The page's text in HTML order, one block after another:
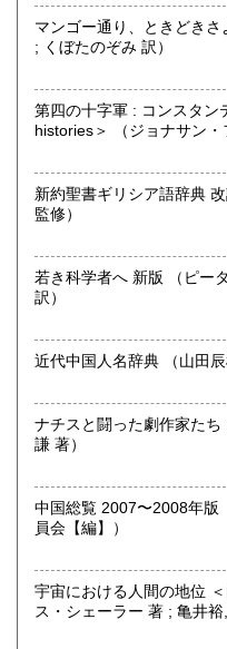
書籍の買取について
出張買取致します。
取り扱い分野
古書一般（その他）
マンゴー通り、ときどきさよなら （サンドラ・シ
; くぼたのぞみ 訳）
第四の十字軍 : コンスタン
histories＞ （ジョナサン・フィリップス 著 ; 野中邦子, 中島
新約聖書ギリシア語辞典 改訂新版. （玉川直重
監修）
若き科学者へ 新版 （ピーター・B・メダワー [著] ; 鎮目恭夫
訳）
近代中国人名辞典
ナチスと闘った劇作家たち :
謙 著）
中国総覧 2007〜2008年版 （霞山会【監修】;中国総覧編集委
員会【編】）
宇宙における人間の地位 ＜白水
ス・シェーラー 著 ; 亀井裕